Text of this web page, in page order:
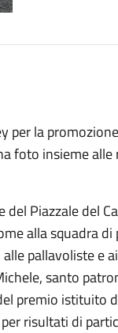
la
foto insieme alle
Piazzale del
alla squadra
pallavoliste e
santo
premio istituito
risultati di